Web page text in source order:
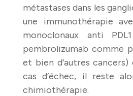
métastases dans les
une immunothérapie
monoclonaux anti
pembrolizumab comme
et bien d’autres
cas d’échec, il reste
chimiothérapie.